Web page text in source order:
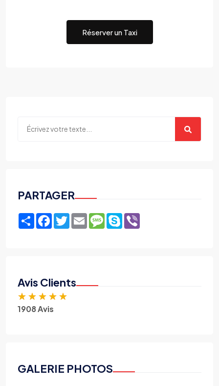
Réserver un Taxi
PARTAGER
ShareFacebook
TwitterEmailMessage
Skype
Avis Clients
★ ★ ★ ★ ★
1908 Avis
GALERIE PHOTOS